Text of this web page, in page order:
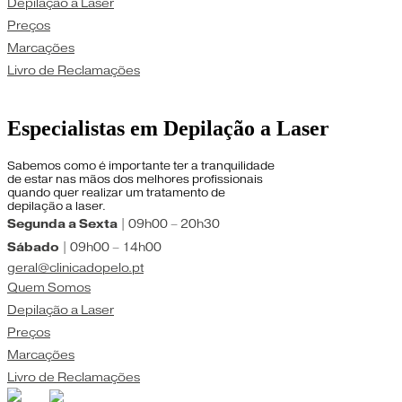
Depilação a Laser
Preços
Marcações
Livro de Reclamações
Especialistas em Depilação a Laser
Sabemos como é importante ter a tranquilidade
de estar nas mãos dos melhores profissionais
quando quer realizar um tratamento de
depilação a laser.
Segunda a Sexta | 09h00 – 20h30
Sábado | 09h00 – 14h00
geral@clinicadopelo.pt
Quem Somos
Depilação a Laser
Preços
Marcações
Livro de Reclamações